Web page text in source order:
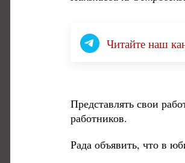
Читайте наш
Представлять свои
работников.
Рада объявить, что в